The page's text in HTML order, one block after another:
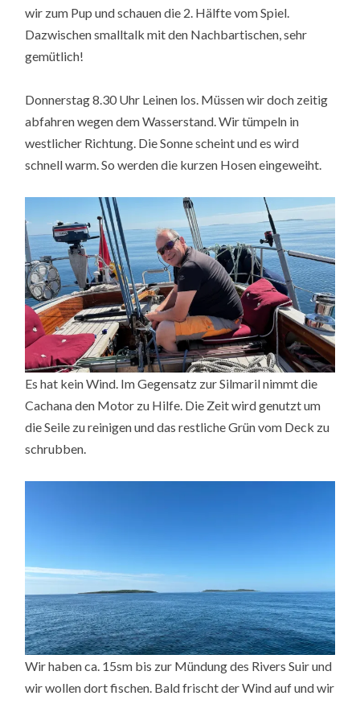
wir zum Pup und schauen die 2. Hälfte vom Spiel.
Dazwischen smalltalk mit den Nachbartischen, sehr
gemütlich!
Donnerstag 8.30 Uhr Leinen los. Müssen wir doch zeitig
abfahren wegen dem Wasserstand. Wir tümpeln in
westlicher Richtung. Die Sonne scheint und es wird
schnell warm. So werden die kurzen Hosen eingeweiht.
Es hat kein Wind. Im Gegensatz zur Silmaril nimmt die
Cachana den Motor zu Hilfe. Die Zeit wird genutzt um
die Seile zu reinigen und das restliche Grün vom Deck zu
schrubben.
Wir haben ca. 15sm bis zur Mündung des Rivers Suir und
wir wollen dort fischen. Bald frischt der Wind auf und wir